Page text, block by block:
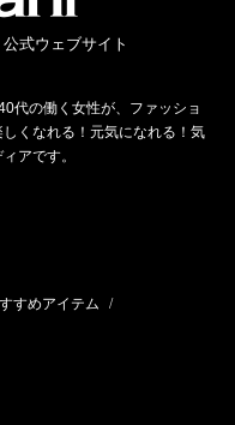
式ウェブサイト
代の働く女性が、ファッショ
くなれる！元気になれる！気
アです。
すめアイテム /